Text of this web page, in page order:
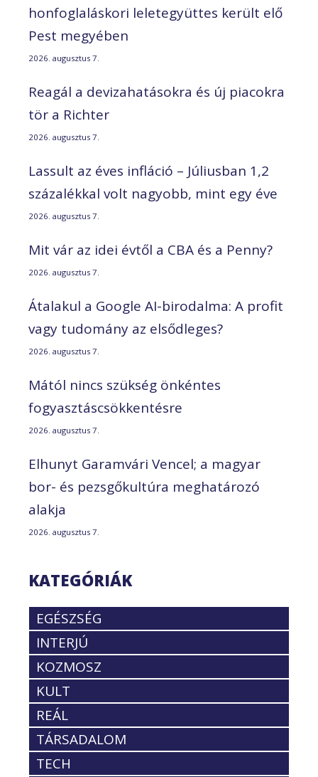
honfoglaláskori leletegyüttes került elő
Pest megyében
2026. augusztus 7.
Reagál a devizahatásokra és új piacokra
tör a Richter
2026. augusztus 7.
Lassult az éves infláció – Júliusban 1,2
százalékkal volt nagyobb, mint egy éve
2026. augusztus 7.
Mit vár az idei évtől a CBA és a Penny?
2026. augusztus 7.
Átalakul a Google AI-birodalma: A profit
vagy tudomány az elsődleges?
2026. augusztus 7.
Mától nincs szükség önkéntes
fogyasztáscsökkentésre
2026. augusztus 7.
Elhunyt Garamvári Vencel; a magyar
bor- és pezsgőkultúra meghatározó
alakja
2026. augusztus 7.
KATEGÓRIÁK
EGÉSZSÉG
INTERJÚ
KOZMOSZ
KULT
REÁL
TÁRSADALOM
TECH